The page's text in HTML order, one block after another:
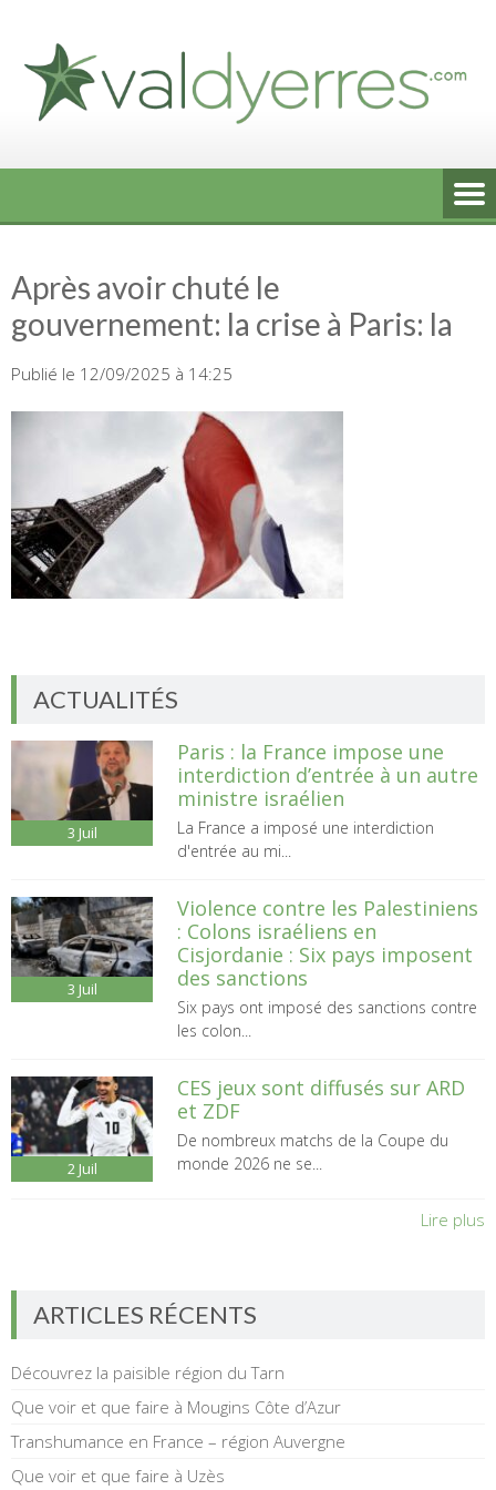
content
Après avoir chuté le
gouvernement: la crise à Paris: la
Publié le 12/09/2025 à 14:25
ACTUALITÉS
3 Juil
Paris : la France impose une
interdiction d’entrée à un autre
ministre israélien
La France a imposé une interdiction
d'entrée au mi...
3 Juil
Violence contre les Palestiniens
: Colons israéliens en
Cisjordanie : Six pays imposent
des sanctions
Six pays ont imposé des sanctions contre
les colon...
2 Juil
CES jeux sont diffusés sur ARD
et ZDF
De nombreux matchs de la Coupe du
monde 2026 ne se...
Lire plus
ARTICLES RÉCENTS
Découvrez la paisible région du Tarn
Que voir et que faire à Mougins Côte d’Azur
Transhumance en France – région Auvergne
Que voir et que faire à Uzès